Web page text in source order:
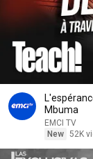
Mbuma
EMCI TV
New 52K